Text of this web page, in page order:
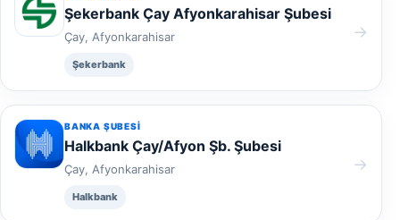
Şekerbank Çay Afyonkarahisar Şubesi
Çay, Afyonkarahisar
Şekerbank
→
BANKA ŞUBESI
Halkbank Çay/Afyon Şb. Şubesi
Çay, Afyonkarahisar
Halkbank
→